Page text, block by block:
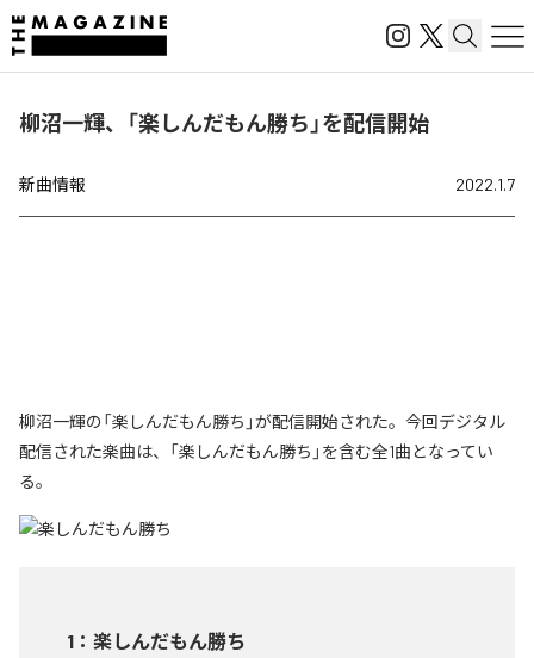
柳沼一輝、「楽しんだもん勝ち」を配信開始
新曲情報 2022.1.7
柳沼一輝の「楽しんだもん勝ち」が配信開始された。今回デジタル
配信された楽曲は、「楽しんだもん勝ち」を含む全1曲となってい
る。
1 ： 楽しんだもん勝ち